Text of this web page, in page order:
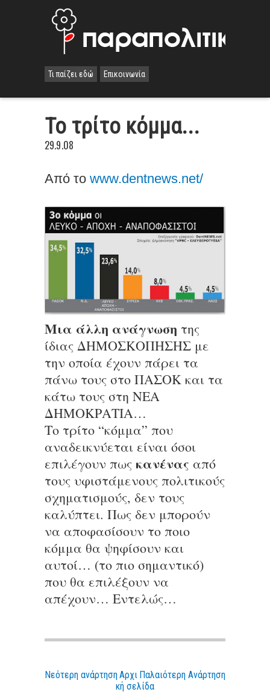
Τι παίζει εδώ Επικοινωνία
Το τρίτο κόμμα...
29.9.08
Aπό το www.dentnews.net/
Μια άλλη ανάγνωση της
ίδιας ΔΗΜΟΣΚΟΠΗΣΗΣ με
την οποία έχουν πάρει τα
πάνω τους στο ΠΑΣΟΚ και τα
κάτω τους στη ΝΕΑ
ΔΗΜΟΚΡΑΤΙΑ…
Το τρίτο “κόμμα” που
αναδεικνύεται είναι όσοι
επιλέγουν πως κανένας από
τους υφιστάμενους πολιτικούς
σχηματισμούς, δεν τους
καλύπτει. Πως δεν μπορούν
να αποφασίσουν το ποιο
κόμμα θα ψηφίσουν και
αυτοί… (το πιο σημαντικό)
που θα επιλέξουν να
απέχουν… Εντελώς…
Νεότερη ανάρτηση Παλαιότερη Ανάρτηση
Αρχι
κή σελίδα